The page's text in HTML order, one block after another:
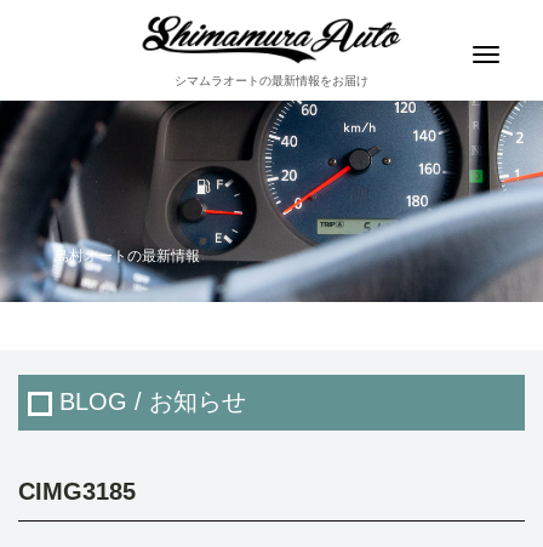
シマムラオートの最新情報をお届け
Toggle
島村オートの最新情報
BLOG / お知らせ
CIMG3185